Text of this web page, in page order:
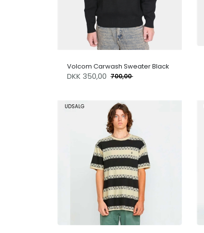
Volcom Carwash Sweater Black
DKK 350,00 700,00
UDSALG